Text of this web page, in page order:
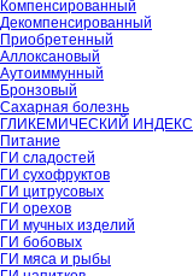
Компенсированный
Декомпенсированный
Приобретенный
Аллоксановый
Аутоиммунный
Бронзовый
Сахарная болезнь
ГЛИКЕМИЧЕСКИЙ ИНДЕКС
Питание
ГИ сладостей
ГИ сухофруктов
ГИ цитрусовых
ГИ орехов
ГИ мучных изделий
ГИ бобовых
ГИ мяса и рыбы